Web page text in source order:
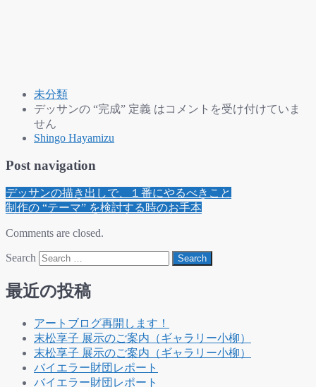
未分類
デッサンの “完成” 定義 はコメントを受け付けていま
せん
Shingo Hayamizu
Post navigation
デッサンの描き出しで、１番にやるべきこと
制作の “テーマ” を検討する時のお手本
Comments are closed.
Search
最近の投稿
アートブログ再開します！
末松享子 展示のご案内（ギャラリー小柳）
末松享子 展示のご案内（ギャラリー小柳）
バイエラー財団レポート
バイエラー財団レポート